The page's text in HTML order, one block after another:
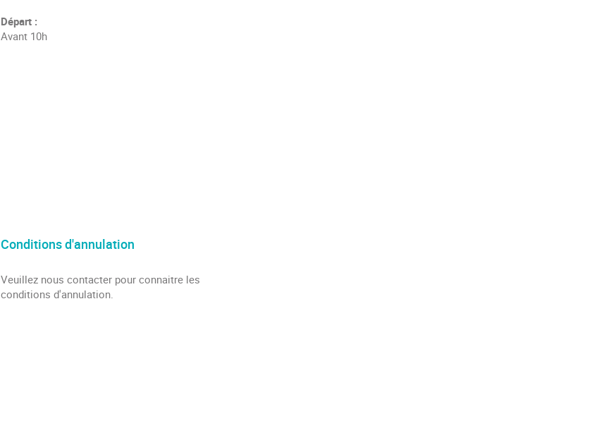
Départ :
Avant 10h
Conditions d'annulation
Veuillez nous contacter pour connaitre les
conditions d'annulation.